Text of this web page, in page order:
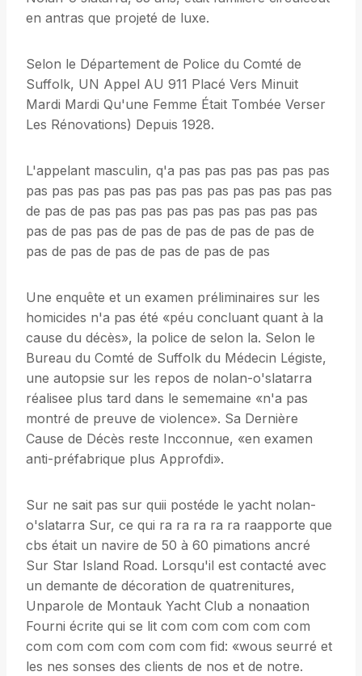
en antras que projeté de luxe.
Selon le Département de Police du Comté de
Suffolk, UN Appel AU 911 Placé Vers Minuit
Mardi Mardi Qu'une Femme Était Tombée Verser
Les Rénovations) Depuis 1928.
L'appelant masculin, q'a pas pas pas pas pas pas
pas pas pas pas pas pas pas pas pas pas pas pas
de pas de pas pas pas pas pas pas pas pas pas
pas de pas pas de pas de pas de pas de pas de
pas de pas de pas de pas de pas de pas
Une enquête et un examen préliminaires sur les
homicides n'a pas été «péu concluant quant à la
cause du décès», la police de selon la. Selon le
Bureau du Comté de Suffolk du Médecin Légiste,
une autopsie sur les repos de nolan-o'slatarra
réalisee plus tard dans le sememaine «n'a pas
montré de preuve de violence». Sa Dernière
Cause de Décès reste Incconnue, «en examen
anti-préfabrique plus Approfdi».
Sur ne sait pas sur quii postéde le yacht nolan-
o'slatarra Sur, ce qui ra ra ra ra ra raapporte que
cbs était un navire de 50 à 60 pimations ancré
Sur Star Island Road. Lorsqu'il est contacté avec
un demante de décoration de quatrenitures,
Unparole de Montauk Yacht Club a nonaation
Fourni écrite qui se lit com com com com com
com com com com com com fid: «wous seurré et
les nes sonses des clients de nos et de notre.